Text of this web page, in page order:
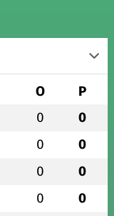
O P
0 0
0 0
0 0
0 0